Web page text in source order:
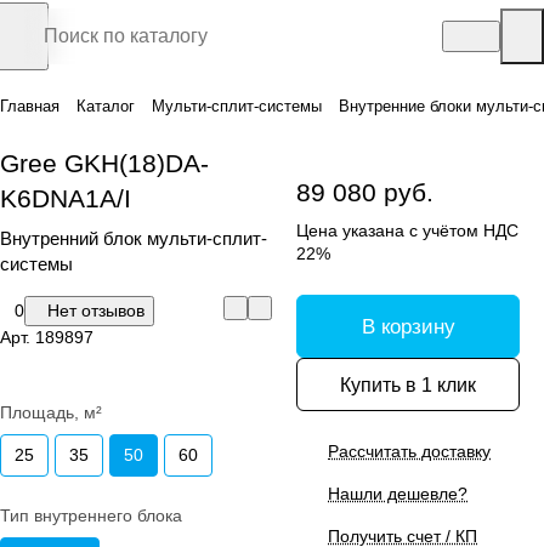
Главная Каталог Мульти-сплит-системы Внутренние блоки мульти-
Gree GKH(18)DA-
K6DNA1A/I
Внутренний блок мульти-сплит-
системы
0
Нет отзывов
Арт. 189897
Площадь, м²
25 35 50 60
Тип внутреннего блока
89 080 руб.
Цена указана с учётом НДС
22%
В корзину
Купить в 1 клик
Рассчитать доставку
Нашли дешевле?
Получить счет / КП